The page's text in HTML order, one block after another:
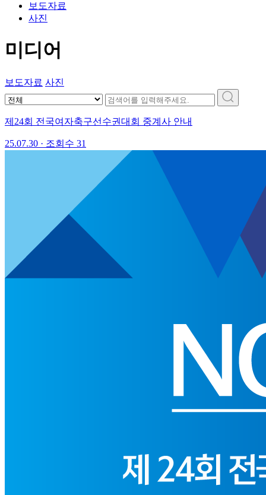
보도자료
사진
미디어
보도자료 사진
제24회 전국여자축구선수권대회 중계사 안내
25.07.30 · 조회수 31